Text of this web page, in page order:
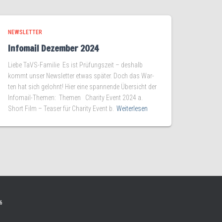
NEWSLETTER
Infomail Dezember 2024
Lie­be TaVS-Familie Es ist Prü­fungs­zeit – des­halb
kommt unser News­let­ter etwas spä­ter. Doch das War­
ten hat sich gelohnt! Hier eine span­nen­de Über­sicht der
Infomail-Themen: The­men Cha­ri­ty Event 2024 a.
Short Film – Teaser für Cha­ri­ty Event b. Weiterlesen